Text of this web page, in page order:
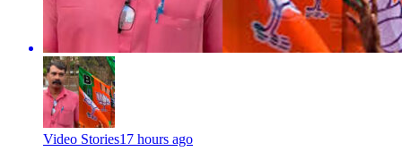
Video Stories17 hours ago